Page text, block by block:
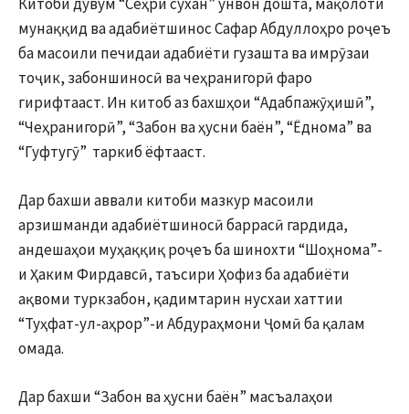
мунаққид ва адабиётшинос Сафар Абдуллоҳро роҷеъ
ба масоили печидаи адабиёти гузашта ва имрӯзаи
тоҷик, забоншиносӣ ва чеҳранигорӣ фаро
гирифтааст. Ин китоб аз бахшҳои “Адабпажӯҳишӣ”,
“Чеҳранигорӣ”, “Забон ва ҳусни баён”, “Ёднома” ва
“Гуфтугӯ” таркиб ёфтааст.
Дар бахши аввали китоби мазкур масоили
арзишманди адабиётшиносӣ баррасӣ гардида,
андешаҳои муҳаққиқ роҷеъ ба шинохти “Шоҳнома”-
и Ҳаким Фирдавсӣ, таъсири Ҳофиз ба адабиёти
ақвоми туркзабон, қадимтарин нусхаи хаттии
“Туҳфат-ул-аҳрор”-и Абдураҳмони Ҷомӣ ба қалам
омада.
Дар бахши “Забон ва ҳусни баён” масъалаҳои